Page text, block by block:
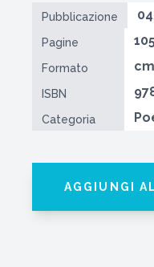
Pubblicazione
Pagine
Formato
ISBN
Categoria
AGGIUNGI